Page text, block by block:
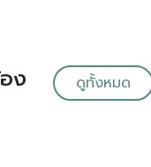
ง ดูทั้งหมด